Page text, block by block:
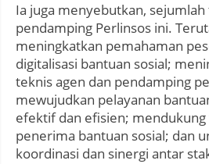
Ia juga menyebutkan,
pendamping Perlinsos ini.
meningkatkan pemahaman
digitalisasi bantuan sosial;
teknis agen dan pendamping
mewujudkan pelayanan
efektif dan efisien; mendukung
penerima bantuan sosial; dan
koordinasi dan sinergi antar